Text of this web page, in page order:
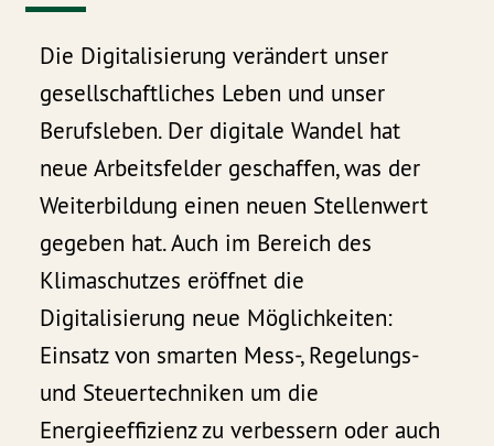
Die Digitalisierung verändert unser
gesellschaftliches Leben und unser
Berufsleben. Der digitale Wandel hat
neue Arbeitsfelder geschaffen, was der
Weiterbildung einen neuen Stellenwert
gegeben hat. Auch im Bereich des
Klimaschutzes eröffnet die
Digitalisierung neue Möglichkeiten:
Einsatz von smarten Mess-, Regelungs-
und Steuertechniken um die
Energieeffizienz zu verbessern oder auch